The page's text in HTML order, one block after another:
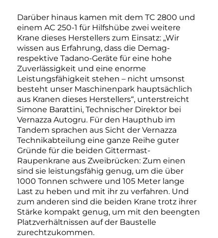
Darüber hinaus kamen mit dem TC 2800 und
einem AC 250-1 für Hilfshübe zwei weitere
Krane dieses Herstellers zum Einsatz: „Wir
wissen aus Erfahrung, dass die Demag-
respektive Tadano-Geräte für eine hohe
Zuverlässigkeit und eine enorme
Leistungsfähigkeit stehen – nicht umsonst
besteht unser Maschinenpark hauptsächlich
aus Kranen dieses Herstellers“, unterstreicht
Simone Barattini, Technischer Direktor bei
Vernazza Autogru. Für den Haupthub im
Tandem sprachen aus Sicht der Vernazza
Technikabteilung eine ganze Reihe guter
Gründe für die beiden Gittermast-
Raupenkrane aus Zweibrücken: Zum einen
sind sie leistungsfähig genug, um die über
1000 Tonnen schwere und 105 Meter lange
Last zu heben und mit ihr zu verfahren. Und
zum anderen sind die beiden Krane trotz ihrer
Stärke kompakt genug, um mit den beengten
Platzverhältnissen auf der Baustelle
zurechtzukommen.